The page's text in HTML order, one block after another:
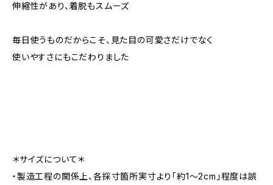
伸縮性があり、着脱もスムーズ
毎日使うものだからこそ、見た目の可愛さだけでなく
使いやすさにもこだわりました
＊サイズについて＊
・製造工程の関係上、各採寸箇所実寸より「約1～2cm」程度は誤